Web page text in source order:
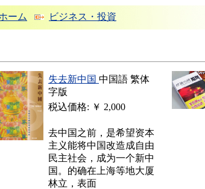
ーム ビジネス・投資
失去新中国 中国語 繁体
字版
税込価格: ￥ 2,000
去中国之前，是希望资本
主义能将中国改造成自由
民主社会，成为一个新中
国。的确在上海等地大厦
林立，表面